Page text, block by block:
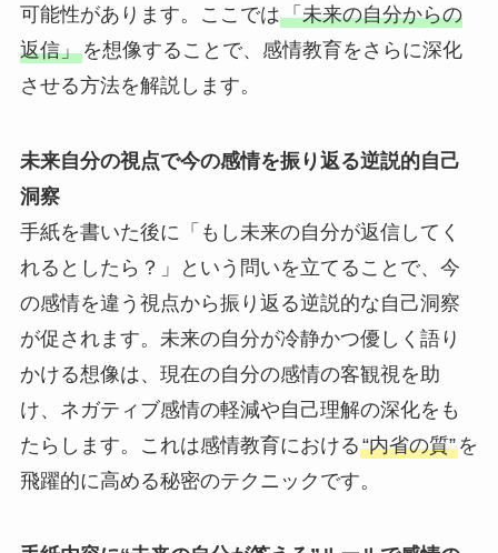
可能性があります。ここでは「未来の自分からの
返信」を想像することで、感情教育をさらに深化
させる方法を解説します。
未来自分の視点で今の感情を振り返る逆説的自己
洞察
手紙を書いた後に「もし未来の自分が返信してく
れるとしたら？」という問いを立てることで、今
の感情を違う視点から振り返る逆説的な自己洞察
が促されます。未来の自分が冷静かつ優しく語り
かける想像は、現在の自分の感情の客観視を助
け、ネガティブ感情の軽減や自己理解の深化をも
たらします。これは感情教育における“内省の質”を
飛躍的に高める秘密のテクニックです。